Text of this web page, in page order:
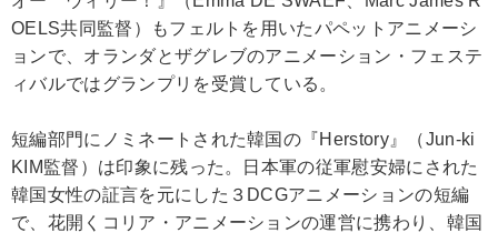
OELS共同監督）もフェルトを用いたパペットアニメーシ
ョンで、オランダとザグレブのアニメーション・フェステ
ィバルではグランプリを受賞している。
短編部門にノミネートされた韓国の『Herstory』（Jun-ki
KIM監督）は印象に残った。日本軍の従軍慰安婦にされた
韓国女性の証言を元にした３DCGアニメーションの短編
で、花開くコリア・アニメーションの運営に携わり、韓国